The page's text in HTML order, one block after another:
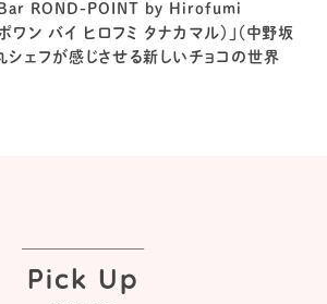
Bar ROND-POINT by Hirofumi
ン バイ ヒロフミ タナカマル）」（中野坂
シェフが感じさせる新しいチョコの世界
Pick Up